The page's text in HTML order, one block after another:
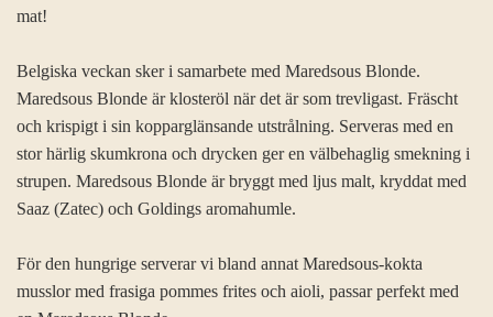
mat!
Belgiska veckan sker i samarbete med Maredsous Blonde.
Maredsous Blonde är klosteröl när det är som trevligast. Fräscht
och krispigt i sin kopparglänsande utstrålning. Serveras med en
stor härlig skumkrona och drycken ger en välbehaglig smekning i
strupen. Maredsous Blonde är bryggt med ljus malt, kryddat med
Saaz (Zatec) och Goldings aromahumle.
För den hungrige serverar vi bland annat Maredsous-kokta
musslor med frasiga pommes frites och aioli, passar perfekt med